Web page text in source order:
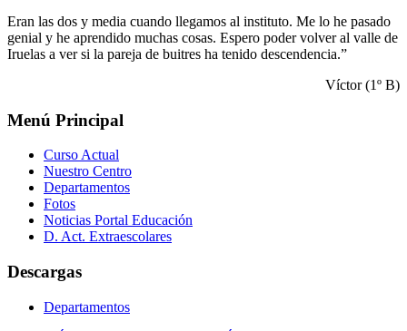
Eran las dos y media cuando llegamos al instituto. Me lo he pasado
genial y he aprendido muchas cosas. Espero poder volver al valle de
Iruelas a ver si la pareja de buitres ha tenido descendencia.”
Víctor (1º B)
Menú Principal
Curso Actual
Nuestro Centro
Departamentos
Fotos
Noticias Portal Educación
D. Act. Extraescolares
Descargas
Departamentos